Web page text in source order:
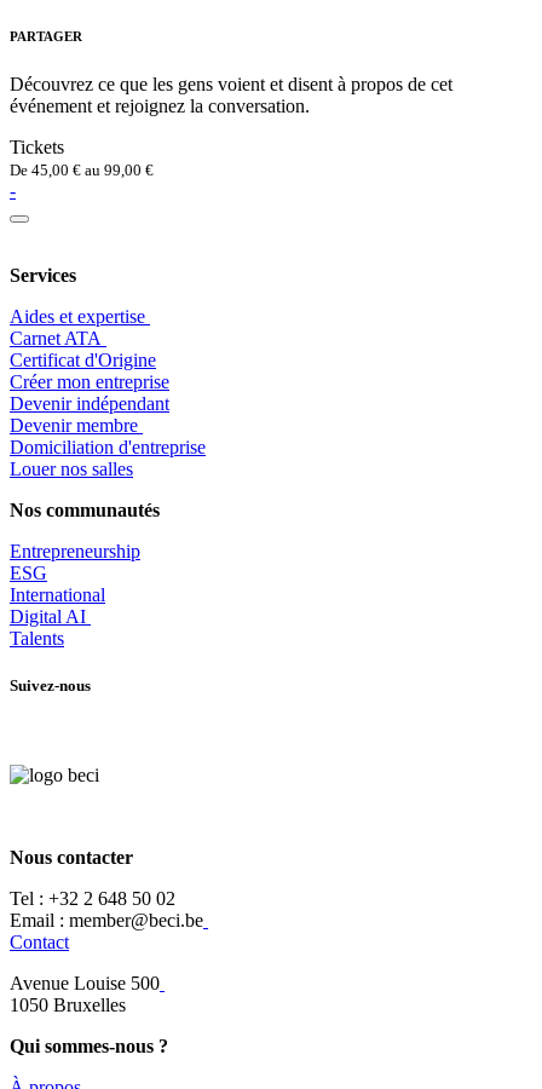
PARTAGER
Découvrez ce que les gens voient et disent à propos de cet
événement et rejoignez la conversation.
Tickets
De 45,00 € au 99,00 €
-
Services
Aides et expertise
​Carnet ATA
Certificat d'Origine
Créer mon entreprise
Devenir indépendant
Devenir membre
​Domiciliation d'entreprise
Louer nos salles
Nos communautés
Entrepreneurship
ESG
International
Digital AI
Talents
Suivez-nous
Nous contacter
Tel : +32 2 648 50 02​
​​Email : member@beci.be
Contact
Avenue Louise 500
​1050 Bruxelles
Qui sommes-nous ?